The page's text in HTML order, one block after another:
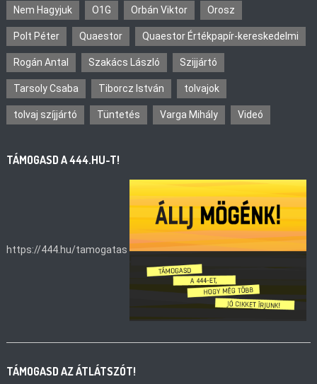
Nem Hagyjuk O1G Orbán Viktor Orosz
Polt Péter Quaestor Quaestor Értékpapír-kereskedelmi
Rogán Antal Szakács László Szijjártó
Tarsoly Csaba Tiborcz István tolvajok
tolvaj szíjjártó Tüntetés Varga Mihály Videó
TÁMOGASD A 444.HU-T!
https://444.hu/tamogatas
TÁMOGASD AZ ÁTLÁTSZÓT!